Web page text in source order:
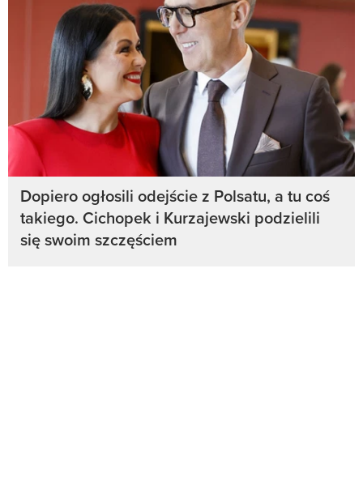
Dopiero ogłosili odejście z Polsatu, a tu coś
takiego. Cichopek i Kurzajewski podzielili
się swoim szczęściem